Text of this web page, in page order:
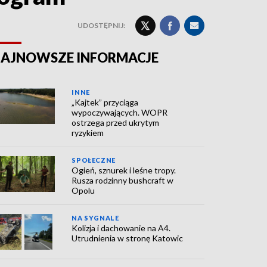
UDOSTĘPNIJ:
INFORMACJE
INNE
„Kajtek” przyciąga
wypoczywających. WOPR
ostrzega przed ukrytym
ryzykiem
SPOŁECZNE
Ogień, sznurek i leśne tropy.
Rusza rodzinny bushcraft w
Opolu
NA SYGNALE
Kolizja i dachowanie na A4.
Utrudnienia w stronę Katowic